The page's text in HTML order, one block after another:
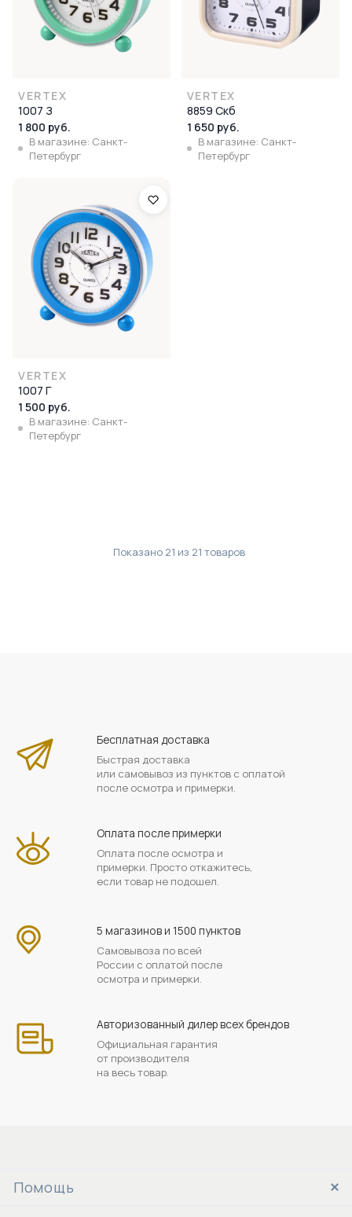
VERTEX
1007 З
1 800 руб.
В магазине: Санкт-
Петербург
VERTEX
8859 Скб
1 650 руб.
В магазине: Санкт-
Петербург
VERTEX
1007 Г
1 500 руб.
В магазине: Санкт-
Петербург
Показано 21 из 21 товаров
Бесплатная доставка
Быстрая доставка
или самовывоз из пунктов с оплатой
после осмотра и примерки.
Оплата после примерки
Оплата после осмотра и
примерки. Просто откажитесь,
если товар не подошел.
5 магазинов и 1500 пунктов
Самовывоза по всей
России с оплатой после
осмотра и примерки.
Авторизованный дилер всех брендов
Официальная гарантия
от производителя
на весь товар.
Помощь